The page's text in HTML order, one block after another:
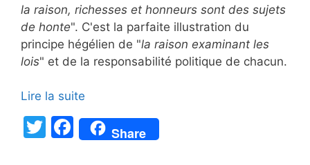
la raison, richesses et honneurs sont des sujets
de honte". C'est la parfaite illustration du
principe hégélien de "la raison examinant les
lois" et de la responsabilité politique de chacun.
Lire la suite
T
F
a
Share